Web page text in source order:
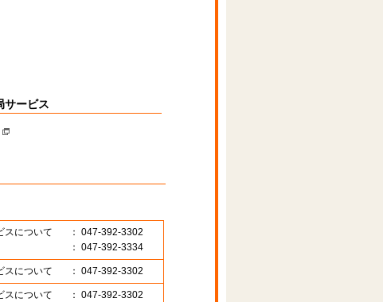
サービス
スについて
： 047-392-3302
： 047-392-3334
スについて ： 047-392-3302
スについて ： 047-392-3302